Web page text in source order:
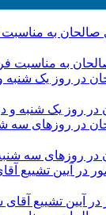
به مناسبت
و دوشنبه ۴ و ۵
سه شنبه و چهارشنبه
تشییع آقای